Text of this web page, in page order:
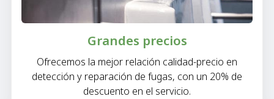
Grandes precios
Ofrecemos la mejor relación calidad-precio en
detección y reparación de fugas, con un 20% de
descuento en el servicio.